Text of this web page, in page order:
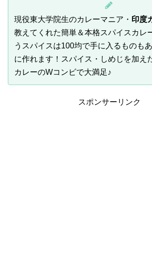
現役東大学院生のカレーマニア・ 印度
教えてくれた簡単＆本格スパイスカレ
うスパイスは100均で手に入るものも
に作れます！スパイス・しめじを加え
カレーのWコンビで大満足♪
スポンサーリンク